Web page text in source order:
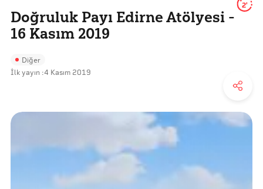
Doğruluk Payı Edirne Atölyesi -
16 Kasım 2019
2'
Diğer
İlk yayın :4 Kasım 2019